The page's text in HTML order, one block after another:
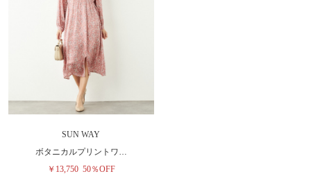
SUN WAY
ボタニカルプリントワ…
￥13,750 50％OFF